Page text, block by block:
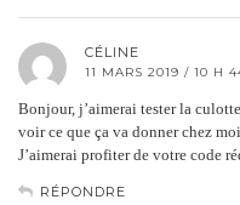
CÉLINE
11 MARS 2019 / 10 H
Bonjour, j’aimerai tester la
voir ce que ça va donner chez
J’aimerai profiter de votre code
RÉPONDRE